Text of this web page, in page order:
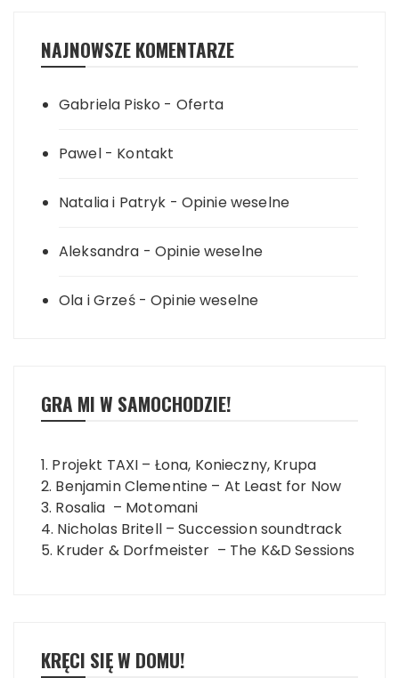
NAJNOWSZE KOMENTARZE
Gabriela Pisko - Oferta
Pawel- Kontakt
Natalia i Patryk - Opinie weselne
Aleksandra - Opinie weselne
Ola i Grześ-Opinie weselne
GRA MI W SAMOCHODZIE!
1. Projekt TAXI – Łona, Konieczny, Krupa
2. Benjamin Clementine – At Least for Now
3. Rosalia – Motomani
4. Nicholas Britell – Succession soundtrack
5. Kruder & Dorfmeister – The K&D Sessions
KRĘCI SIĘ W DOMU!